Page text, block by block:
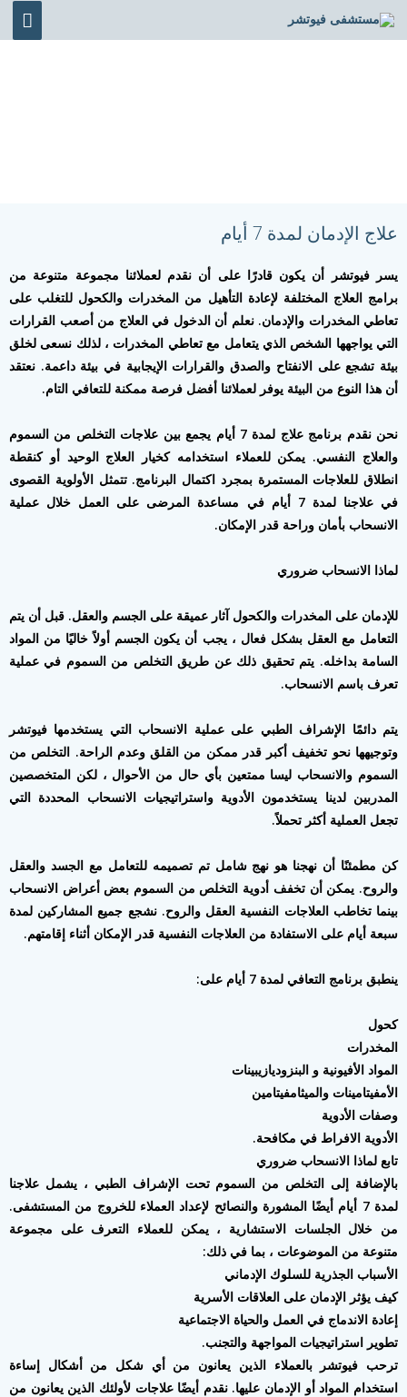
تخطي
إلى
علاج الإدمان لمدة 7 أيام
يسر فيوتشر أن يكون قادرًا على أن نقدم لعملائنا مجموعة متنوعة من
برامج العلاج المختلفة لإعادة التأهيل من المخدرات والكحول للتغلب على
تعاطي المخدرات والإدمان. نعلم أن الدخول في العلاج من أصعب القرارات
التي يواجهها الشخص الذي يتعامل مع تعاطي المخدرات ، لذلك نسعى لخلق
بيئة تشجع على الانفتاح والصدق والقرارات الإيجابية في بيئة داعمة. نعتقد
أن هذا النوع من البيئة يوفر لعملائنا أفضل فرصة ممكنة للتعافي التام.
نحن نقدم برنامج علاج لمدة 7 أيام يجمع بين علاجات التخلص من السموم
والعلاج النفسي. يمكن للعملاء استخدامه كخيار العلاج الوحيد أو كنقطة
انطلاق للعلاجات المستمرة بمجرد اكتمال البرنامج. تتمثل الأولوية القصوى
في علاجنا لمدة 7 أيام في مساعدة المرضى على العمل خلال عملية
الانسحاب بأمان وراحة قدر الإمكان.
لماذا الانسحاب ضروري
للإدمان على المخدرات والكحول آثار عميقة على الجسم والعقل. قبل أن يتم
التعامل مع العقل بشكل فعال ، يجب أن يكون الجسم أولاً خاليًا من المواد
السامة بداخله. يتم تحقيق ذلك عن طريق التخلص من السموم في عملية
تعرف باسم الانسحاب.
يتم دائمًا الإشراف الطبي على عملية الانسحاب التي يستخدمها فيوتشر
وتوجيهها نحو تخفيف أكبر قدر ممكن من القلق وعدم الراحة. التخلص من
السموم والانسحاب ليسا ممتعين بأي حال من الأحوال ، لكن المتخصصين
المدربين لدينا يستخدمون الأدوية واستراتيجيات الانسحاب المحددة التي
تجعل العملية أكثر تحملاً.
كن مطمئنًا أن نهجنا هو نهج شامل تم تصميمه للتعامل مع الجسد والعقل
والروح. يمكن أن تخفف أدوية التخلص من السموم بعض أعراض الانسحاب
بينما تخاطب العلاجات النفسية العقل والروح. نشجع جميع المشاركين لمدة
سبعة أيام على الاستفادة من العلاجات النفسية قدر الإمكان أثناء إقامتهم.
ينطبق برنامج التعافي لمدة 7 أيام على:
كحول
المخدرات
المواد الأفيونية و البنزوديازيبينات
الأمفيتامينات والميثامفيتامين
وصفات الأدوية
الأدوية الافراط في مكافحة.
تابع لماذا الانسحاب ضروري
بالإضافة إلى التخلص من السموم تحت الإشراف الطبي ، يشمل علاجنا
لمدة 7 أيام أيضًا المشورة والنصائح لإعداد العملاء للخروج من المستشفى.
من خلال الجلسات الاستشارية ، يمكن للعملاء التعرف على مجموعة
متنوعة من الموضوعات ، بما في ذلك:
الأسباب الجذرية للسلوك الإدماني
كيف يؤثر الإدمان على العلاقات الأسرية
إعادة الاندماج في العمل والحياة الاجتماعية
تطوير استراتيجيات المواجهة والتجنب.
ترحب فيوتشر بالعملاء الذين يعانون من أي شكل من أشكال إساءة
استخدام المواد أو الإدمان عليها. نقدم أيضًا علاجات لأولئك الذين يعانون من